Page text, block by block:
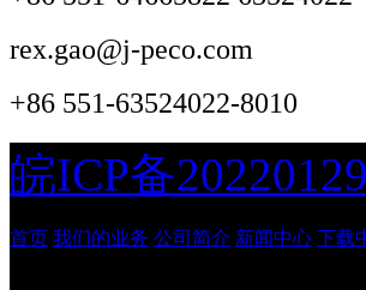
rex.gao@j-peco.com
+86 551-63524022-8010
皖ICP备
首页 我们的业务 公司简介 新闻中心 下载